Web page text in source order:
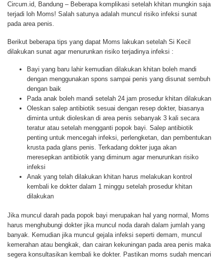
Circum.id, Bandung – Beberapa komplikasi setelah khitan mungkin saja
terjadi loh Moms! Salah satunya adalah muncul risiko infeksi sunat
pada area penis.
Berikut beberapa tips yang dapat Moms lakukan setelah Si Kecil
dilakukan sunat agar menurunkan risiko terjadinya infeksi :
Bayi yang baru lahir kemudian dilakukan khitan boleh mandi
dengan menggunakan spons sampai penis yang disunat sembuh
dengan baik
Pada anak boleh mandi setelah 24 jam prosedur khitan dilakukan
Oleskan salep antibiotik sesuai dengan resep dokter, biasanya
diminta untuk dioleskan di area penis sebanyak 3 kali secara
teratur atau setelah mengganti popok bayi. Salep antibiotik
penting untuk mencegah infeksi, perlengketan, dan pembentukan
krusta pada glans penis. Terkadang dokter juga akan
meresepkan antibiotik yang diminum agar menurunkan risiko
infeksi
Anak yang telah dilakukan khitan harus melakukan kontrol
kembali ke dokter dalam 1 minggu setelah prosedur khitan
dilakukan
Jika muncul darah pada popok bayi merupakan hal yang normal, Moms
harus menghubungi dokter jika muncul noda darah dalam jumlah yang
banyak. Kemudian jika muncul gejala infeksi seperti demam, muncul
kemerahan atau bengkak, dan cairan kekuningan pada area penis maka
segera konsultasikan kembali ke dokter. Pastikan moms sudah mencari